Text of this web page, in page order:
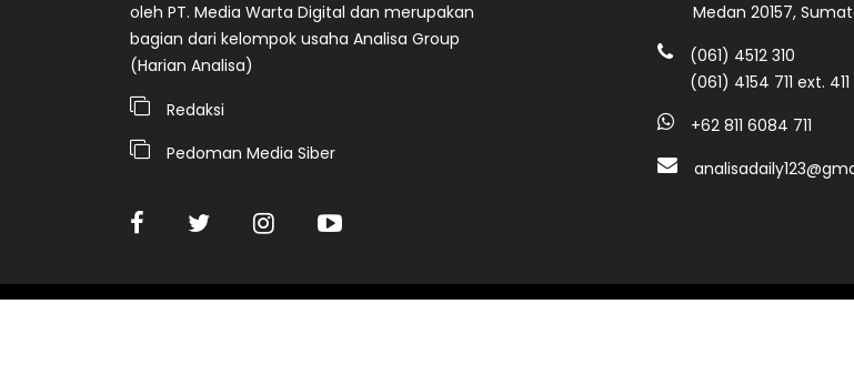
oleh PT. Media Warta Digital dan merupakan
bagian dari kelompok usaha Analisa Group
(Harian Analisa)
Redaksi
Pedoman Media Siber
Medan 20157,
(061) 4512 310
(061) 4154 711 ext.
+62 811 6084 711